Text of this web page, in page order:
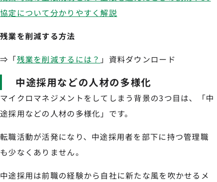
協定について分かりやすく解説
残業を削減する方法
⇒「残業を削減するには？ 」資料ダウンロード
中途採用などの人材の多様化
マイクロマネジメントをしてしまう背景の3つ目は、「中
途採用などの人材の多様化」です。
転職活動が活発になり、中途採用者を部下に持つ管理職
も少なくありません。
中途採用は前職の経験から自社に新たな風を吹かせるメ